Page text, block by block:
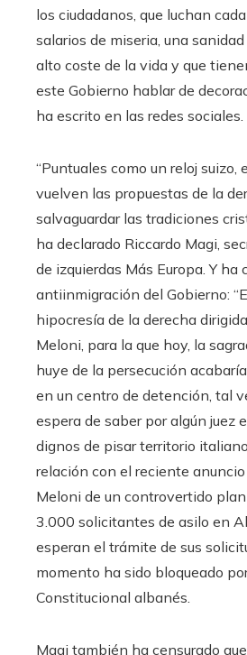
los ciudadanos, que luchan
salarios de miseria, una
alto coste de la vida y que
este Gobierno hablar de
ha escrito en las redes sociales.
“Puntuales como un reloj suizo,
vuelven las propuestas de la
salvaguardar las tradiciones
ha declarado Riccardo Magi,
de izquierdas Más Europa. Y ha
antiinmigración del Gobierno:
hipocresía de la derecha
Meloni, para la que hoy, la
huye de la persecución
en un centro de detención, tal
espera de saber por algún juez
dignos de pisar territorio
relación con el reciente
Meloni de un controvertido
3.000 solicitantes de asilo en
esperan el trámite de sus
momento ha sido bloqueado
Constitucional albanés.
Magi también ha censurado